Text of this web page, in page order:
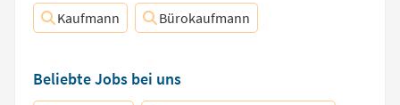
Kaufmann Bürokaufmann
Beliebte Jobs bei uns